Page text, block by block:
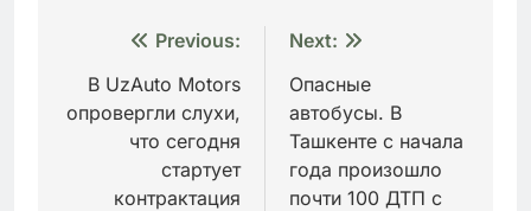
Навигация
по
записям
Previous:
В UzAuto Motors
опровергли слухи,
что сегодня
стартует
контрактация
Next:
Опасные
автобусы. В
Ташкенте с начала
года произошло
почти 100 ДТП с